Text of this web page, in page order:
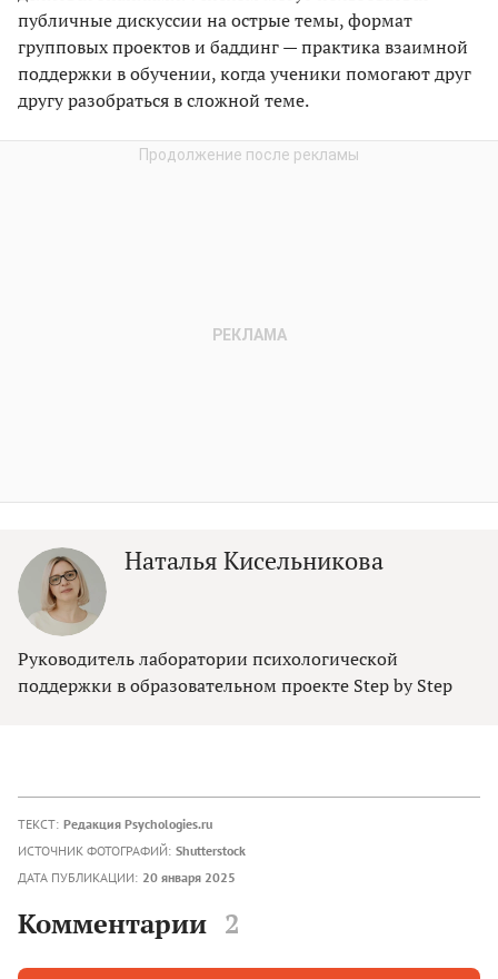
публичные дискуссии на острые темы, формат
групповых проектов и баддинг — практика взаимной
поддержки в обучении, когда ученики помогают друг
другу разобраться в сложной теме.
Наталья Кисельникова
Руководитель лаборатории психологической
поддержки в образoвательнoм прoекте Step by Step
ТЕКСТ: Редакция Psychologies.ru
ИСТОЧНИК ФОТОГРАФИЙ: Shutterstock
ДАТА ПУБЛИКАЦИИ: 20 января 2025
Комментарии 2